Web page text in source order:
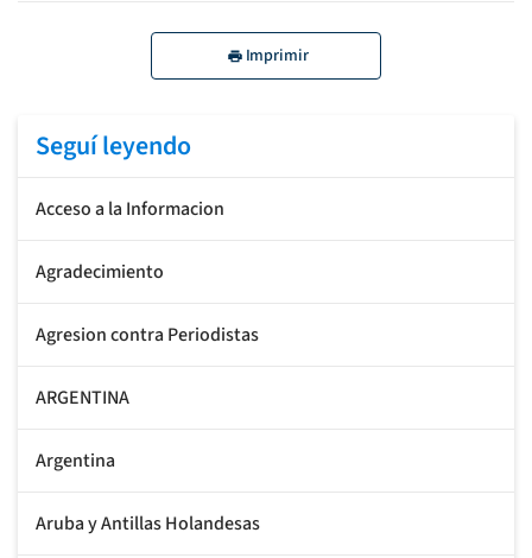
Imprimir
Seguí leyendo
Acceso a la Informacion
Agradecimiento
Agresion contra Periodistas
ARGENTINA
Argentina
Aruba y Antillas Holandesas